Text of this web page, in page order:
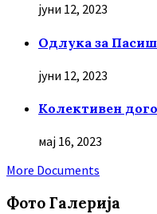
јуни 12, 2023
Oдлука за
јуни 12, 2023
Колективен
мај 16, 2023
More Documents
Фото Галерија